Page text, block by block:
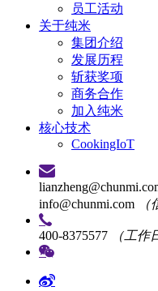
员工活动
关于纯米
集团介绍
发展历程
斩获奖项
商务合作
加入纯米
核心技术
CookingIoT
info@chunmi.com
400-8375577 （工作